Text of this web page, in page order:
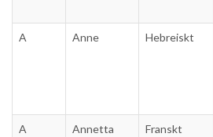
A Anne Hebreiskt
A Annetta Franskt